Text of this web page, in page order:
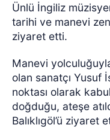
Ünlü İngiliz
tarihi ve manevi
ziyaret etti.
Manevi
olan sanatçı Yusuf
noktası olarak
doğduğu, ateşe
Balıklıgöl’ü ziyaret